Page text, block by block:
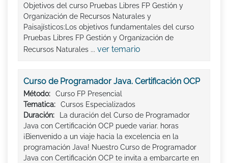
Objetivos del curso Pruebas Libres FP Gestión y
Organización de Recursos Naturales y
Paisajísticos:Los objetivos fundamentales del curso
Pruebas Libres FP Gestión y Organización de
Recursos Naturales ... ver temario
Curso de Programador Java. Certificación OCP
Método:
Curso FP Presencial
Tematica:
Cursos Especializados
Duración:
La duración del Curso de Programador
Java con Certificación OCP puede variar. horas
¡Bienvenido a un viaje hacia la excelencia en la
programación Java! Nuestro Curso de Programador
Java con Certificación OCP te invita a embarcarte en